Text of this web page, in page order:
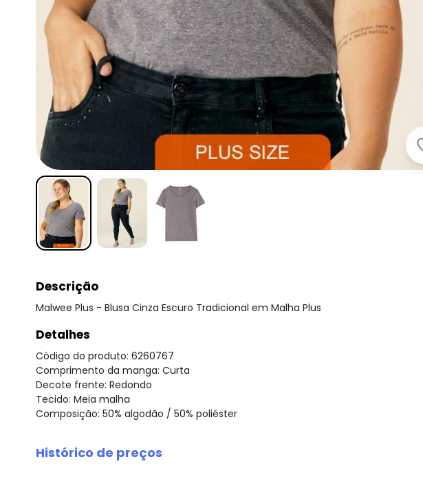
Descrição
Malwee Plus - Blusa Cinza Escuro Tradicional em Malha Plus
Detalhes
Código do produto: 6260767
Comprimento da manga: Curta
Decote frente: Redondo
Tecido: Meia malha
Composição: 50% algodão / 50% poliéster
Histórico de preços